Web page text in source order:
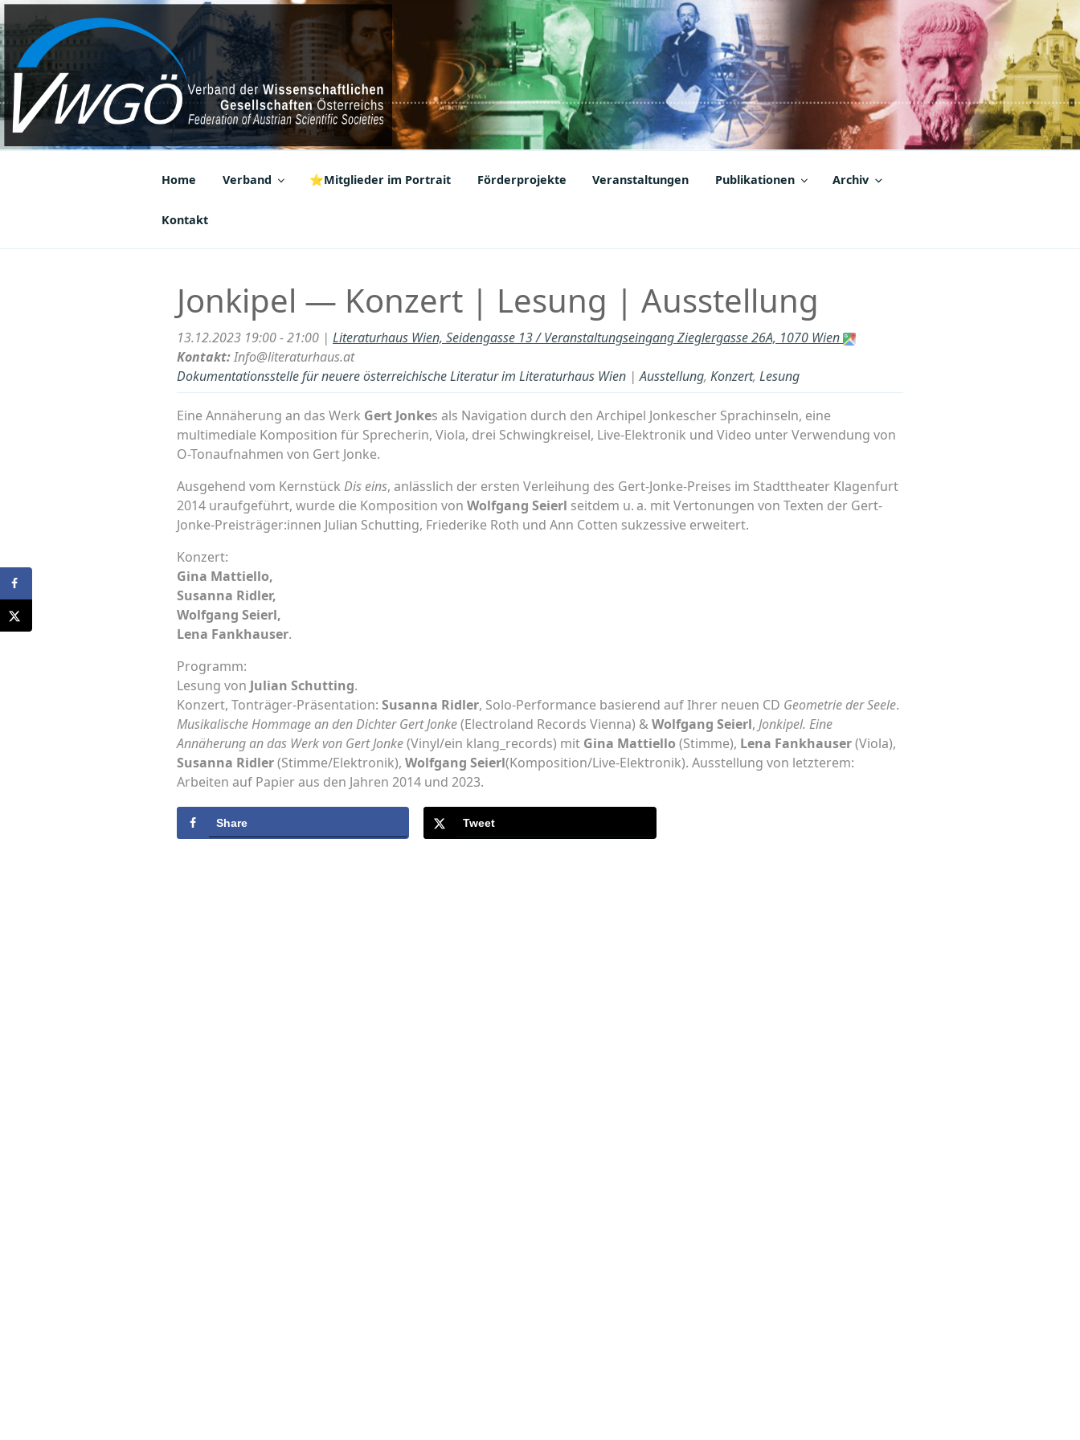
Zum
Inhalt
springen
VWGÖ
Federation of Austrian Scientific Societies
Home Verband ⭐Mitglieder im Portrait Förderprojekte Veranstaltungen Publikationen Archiv
Kontakt
Jonkipel — Konzert | Lesung | Ausstellung
13.12.2023 19:00 - 21:00 | Literaturhaus Wien, Seidengasse 13 / Veranstaltungseingang Zieglergasse 26A, 1070 Wien
Kontakt:Info@literaturhaus.at
Dokumentationsstelle für neuere österreichische Literatur im Literaturhaus Wien |Ausstellung, Konzert, Lesung
Eine Annäherung an das Werk Gert Jonkes als Navigation durch den Archipel Jonkescher Sprachinseln, eine
multimediale Komposition für Sprecherin, Viola, drei Schwingkreisel, Live-Elektronik und Video unter Verwendung von
O-Tonaufnahmen von Gert Jonke.
Ausgehend vom Kernstück Dis eins, anlässlich der ersten Verleihung des Gert-Jonke-Preises im Stadttheater Klagenfurt
2014 uraufgeführt, wurde die Komposition von Wolfgang Seierl seitdem u. a. mit Vertonungen von Texten der Gert-
Jonke-Preisträger:innen Julian Schutting, Friederike Roth und Ann Cotten sukzessive erweitert.
Konzert:
Gina Mattiello,
Susanna Ridler,
Wolfgang Seierl,
Lena Fankhauser.
Programm:
Lesung von Julian Schutting.
Konzert, Tonträger-Präsentation: Susanna Ridler, Solo-Performance basierend auf Ihrer neuen CD Geometrie der Seele.
Musikalische Hommage an den Dichter Gert Jonke(Electroland Records Vienna) &Wolfgang Seierl, Jonkipel. Eine
Annäherung an das Werk von Gert Jonke(Vinyl/ein klang_records) mit Gina Mattiello (Stimme), Lena Fankhauser(Viola),
Susanna Ridler(Stimme/Elektronik), Wolfgang Seierl(Komposition/Live-Elektronik). Ausstellung von letzterem:
Arbeiten auf Papier aus den Jahren 2014 und 2023.
Share Tweet